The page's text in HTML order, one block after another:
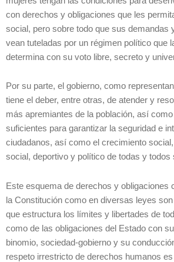
con derechos y obligaciones que les
social, pero sobre todo que sus demandas
vean tuteladas por un régimen político que
determina con su voto libre, secreto y
Por su parte, el gobierno, como
tiene el deber, entre otras, de atender y
más apremiantes de la población, así
suficientes para garantizar la seguridad e
ciudadanos, así como el crecimiento
social, deportivo y político de todas y todos
Este esquema de derechos y obligaciones
la Constitución como en diversas leyes
que estructura los límites y libertades de
como de las obligaciones del Estado con
binomio, sociedad-gobierno y su
respeto irrestricto de derechos humanos